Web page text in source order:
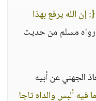
{: إن الله يرفع بهذا
رواه مسلم من حديث
الجهني عن أبيه
فيه ألبس والداه تاجا